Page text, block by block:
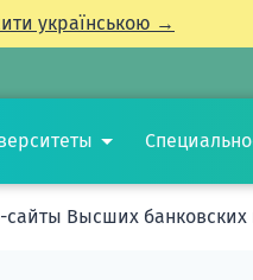
українською →
Высших банковских